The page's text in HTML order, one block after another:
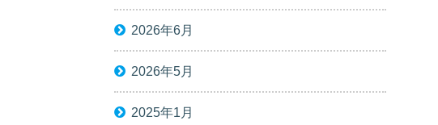
2026年6月
2026年5月
2025年1月